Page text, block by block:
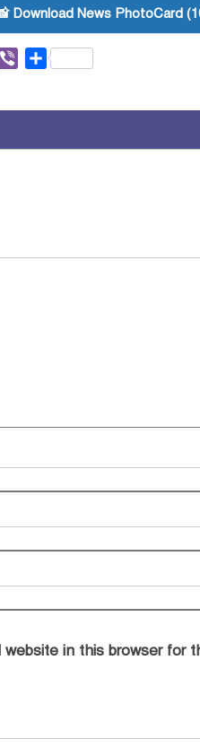
Download News PhotoCard
ViberShare
in this browser for